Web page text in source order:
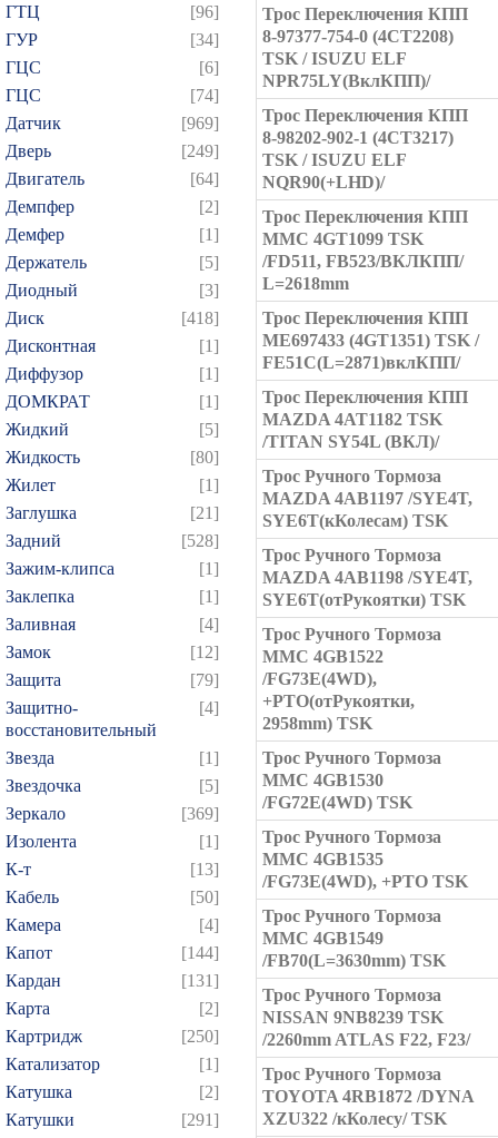
ГТЦ
[96]
ГУР
[34]
ГЦC
[6]
ГЦС
[74]
Датчик
[969]
Дверь
[249]
Двигатель
[64]
Демпфер
[2]
Демфер
[1]
Держатель
[5]
Диодный
[3]
Диск
[418]
Дисконтная
[1]
Диффузор
[1]
ДОМКРАТ
[1]
Жидкий
[5]
Жидкость
[80]
Жилет
[1]
Заглушка
[21]
Задний
[528]
Зажим-клипса
[1]
Заклепка
[1]
Заливная
[4]
Замок
[12]
Защита
[79]
Защитно-
восстановительный
[4]
Звезда
[1]
Звездочка
[5]
Зеркало
[369]
Изолента
[1]
К-т
[13]
Кабель
[50]
Камера
[4]
Капот
[144]
Кардан
[131]
Карта
[2]
Картридж
[250]
Катализатор
[1]
Катушка
[2]
Катушки
[291]
Трос Переключения КПП
8-97377-754-0 (4CT2208)
TSK / ISUZU ELF
NPR75LY(ВклКПП)/
Трос Переключения КПП
8-98202-902-1 (4CT3217)
TSK / ISUZU ELF
NQR90(+LHD)/
Трос Переключения КПП
MMC 4GT1099 TSK
/FD511, FB523/ВКЛКПП/
L=2618mm
Трос Переключения КПП
ME697433 (4GT1351) TSK /
FE51C(L=2871)вклКПП/
Трос Переключения КПП
MAZDA 4AT1182 TSK
/TITAN SY54L (ВКЛ)/
Трос Ручного Тормоза
MAZDA 4AB1197 /SYE4T,
SYE6T(кКолесам) TSK
Трос Ручного Тормоза
MAZDA 4AB1198 /SYE4T,
SYE6T(отРукоятки) TSK
Трос Ручного Тормоза
MMC 4GB1522
/FG73E(4WD),
+PTO(отРукоятки,
2958mm) TSK
Трос Ручного Тормоза
MMC 4GB1530
/FG72E(4WD) TSK
Трос Ручного Тормоза
MMC 4GB1535
/FG73E(4WD), +PTO TSK
Трос Ручного Тормоза
MMC 4GB1549
/FB70(L=3630mm) TSK
Трос Ручного Тормоза
NISSAN 9NB8239 TSK
/2260mm ATLAS F22, F23/
Трос Ручного Тормоза
TOYOTA 4RB1872 /DYNA
XZU322 /кКолесу/ TSK